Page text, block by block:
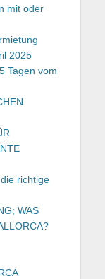
mit oder
2025
Tagen vom
richtige
WAS